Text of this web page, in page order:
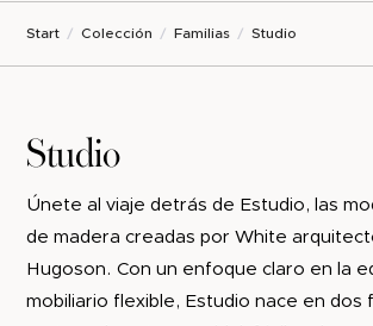
Start Colección Familias Studio
Studio
Únete al viaje detrás de Estudio, las
de madera creadas por White
Hugoson. Con un enfoque claro en la
mobiliario flexible, Estudio nace en dos